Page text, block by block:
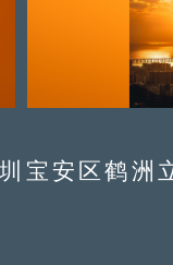
安区鹤洲立